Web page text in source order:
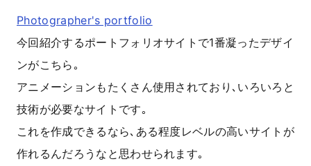
Photographer's portfolio
今回紹介するポートフォリオサイトで1番凝ったデザイ
ンがこちら｡
アニメーションもたくさん使用されており､いろいろと
技術が必要なサイトです｡
これを作成できるなら､ある程度レベルの高いサイトが
作れるんだろうなと思わせられます｡